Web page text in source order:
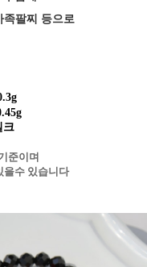
족팔찌 등으로
크
준이며
을수 있습니다